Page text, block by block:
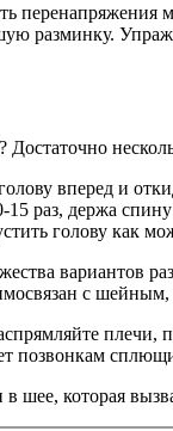
разминку.
вперед и
15 раз, держа
голову как
вариантов
с
позвонкам
в шее, которая